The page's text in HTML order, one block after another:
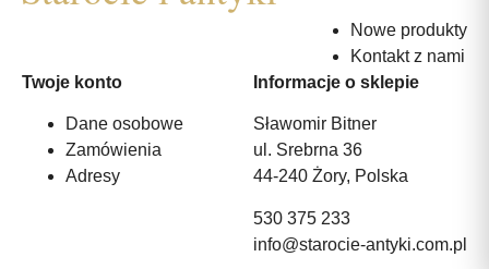
Nowe produkty
Kontakt z nami
Twoje konto
Dane osobowe
Zamówienia
Adresy
Informacje o sklepie
Sławomir Bitner
ul. Srebrna 36
44-240 Żory, Polska
530 375 233
info@starocie-antyki.com.pl